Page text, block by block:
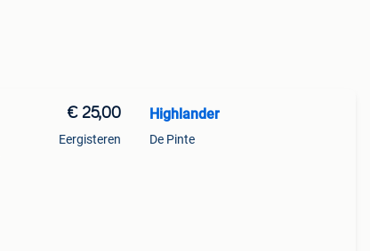
€ 25,00
Eergisteren
Highlander
De Pinte